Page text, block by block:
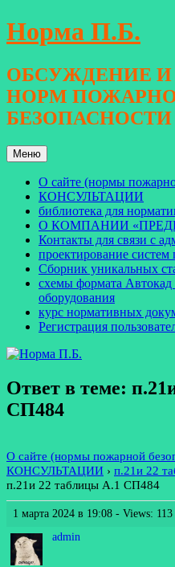
Перейти
к
Норма П.Б.
ОБСУЖДЕНИЕ И
НОРМ
БЕЗОПАСНОСТИ
Меню
О сайте (нормы
КОНСУЛЬТАЦИИ
библиотека для
О КОМПАНИИ
Контакты для связи с
проектирование систем
Сборник уникальных
схемы формата
оборудования
курс нормативных
Регистрация
Ответ в теме:
СП484
О сайте (нормы пожарной
КОНСУЛЬТАЦИИ › п.21и 22
п.21и 22 таблицы А.1 СП484
1 марта 2024 в 19:08 - Views: 113
admin